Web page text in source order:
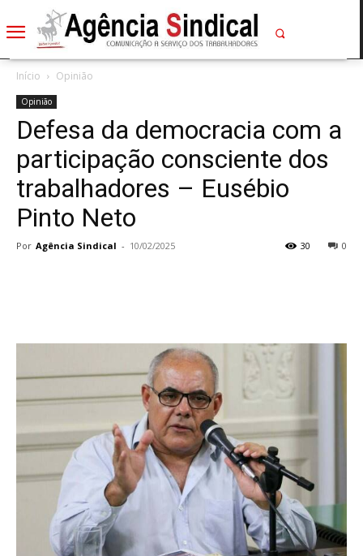
Início Opinião
Opinião
Defesa da democracia com a
participação consciente dos
trabalhadores – Eusébio
Pinto Neto
Por Agência Sindical - 10/02/2025 0
30